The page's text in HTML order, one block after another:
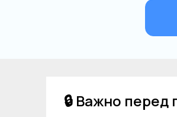
🔒 Важно перед